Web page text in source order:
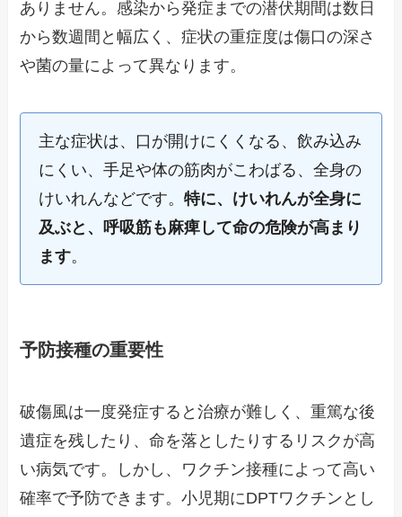
ありません。感染から発症までの潜伏期間は数日
から数週間と幅広く、症状の重症度は傷口の深さ
や菌の量によって異なります。
主な症状は、口が開けにくくなる、飲み込み
にくい、手足や体の筋肉がこわばる、全身の
けいれんなどです。特に、けいれんが全身に
及ぶと、呼吸筋も麻痺して命の危険が高まり
ます。
予防接種の重要性
破傷風は一度発症すると治療が難しく、重篤な後
遺症を残したり、命を落としたりするリスクが高
い病気です。しかし、ワクチン接種によって高い
確率で予防できます。小児期にDPTワクチンとし